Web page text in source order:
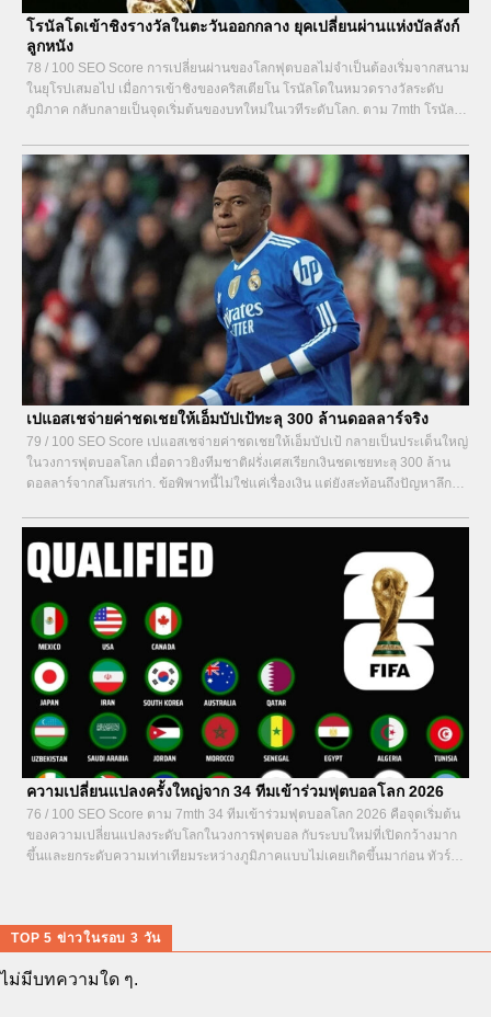
โรนัลโดเข้าชิงรางวัลในตะวันออกกลาง ยุคเปลี่ยนผ่านแห่งบัลลังก์
ลูกหนัง
78 / 100 SEO Score การเปลี่ยนผ่านของโลกฟุตบอลไม่จำเป็นต้องเริ่มจากสนาม
ในยุโรปเสมอไป เมื่อการเข้าชิงของคริสเตียโน โรนัลโดในหมวดรางวัลระดับ
ภูมิภาค กลับกลายเป็นจุดเริ่มต้นของบทใหม่ในเวทีระดับโลก. ตาม 7mth โรนัลโด
เสียงที่ผ่านมา แต่เพราะเขาคือสัญลักษณ์ของยุคที่ศูนย์กลางอำนาจลูกหนังกำลัง
เคลื่อนจากตะวันตกมาสู่ตะวันออก...
เปแอสเชจ่ายค่าชดเชยให้เอ็มบัปเป้ทะลุ 300 ล้านดอลลาร์จริง
79 / 100 SEO Score เปแอสเชจ่ายค่าชดเชยให้เอ็มบัปเป้ กลายเป็นประเด็นใหญ่
ในวงการฟุตบอลโลก เมื่อดาวยิงทีมชาติฝรั่งเศสเรียกเงินชดเชยทะลุ 300 ล้าน
ดอลลาร์จากสโมสรเก่า. ข้อพิพาทนี้ไม่ใช่แค่เรื่องเงิน แต่ยังสะท้อนถึงปัญหาลึกใน
ด้วยคดีมูลค่าสูงกว่าถึง...
ความเปลี่ยนแปลงครั้งใหญ่จาก 34 ทีมเข้าร่วมฟุตบอลโลก 2026
76 / 100 SEO Score ตาม 7mth 34 ทีมเข้าร่วมฟุตบอลโลก 2026 คือจุดเริ่มต้น
ของความเปลี่ยนแปลงระดับโลกในวงการฟุตบอล กับระบบใหม่ที่เปิดกว้างมาก
ขึ้นและยกระดับความเท่าเทียมระหว่างภูมิภาคแบบไม่เคยเกิดขึ้นมาก่อน ทัวร์นา
TOP 5 ข่าวในรอบ 3 วัน
ไม่มีบทความใด ๆ.